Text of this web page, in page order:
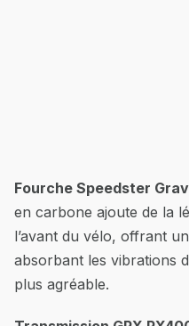
Fourche Speedster
en carbone ajoute de la
l’avant du vélo, offrant
absorbant les vibrations
plus agréable.